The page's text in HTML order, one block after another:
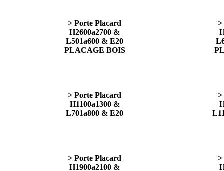
> Porte Placard
H2600a2700 &
L501a600 & E20
PLACAGE BOIS
>
> Porte Placard
H1100a1300 &
L701a800 & E20
>
> Porte Placard
H1900a2100 &
>